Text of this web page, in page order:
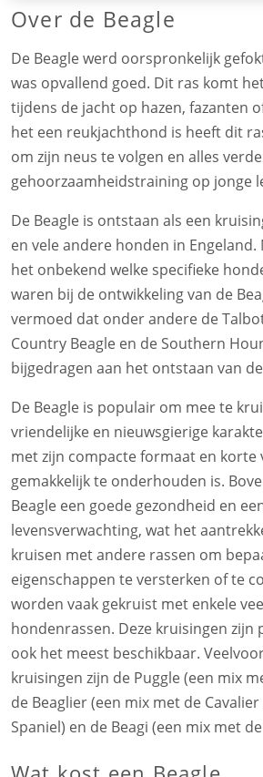
Over de Beagle
De Beagle werd oorspronkelijk
was opvallend goed. Dit ras komt
tijdens de jacht op hazen, fazanten
het een reukjachthond is heeft dit
om zijn neus te volgen en alles
gehoorzaamheidstraining op jonge
De Beagle is ontstaan als een
en vele andere honden in
het onbekend welke specifieke
waren bij de ontwikkeling van de
vermoed dat onder andere de
Country Beagle en de Southern
bijgedragen aan het ontstaan van
De Beagle is populair om mee te
vriendelijke en nieuwsgierige
met zijn compacte formaat en korte
gemakkelijk te onderhouden is.
Beagle een goede gezondheid en
levensverwachting, wat het
kruisen met andere rassen om
eigenschappen te versterken of te
worden vaak gekruist met enkele
hondenrassen. Deze kruisingen
ook het meest beschikbaar.
kruisingen zijn de Puggle (een mix
de Beaglier (een mix met de
Spaniel) en de Beagi (een mix met